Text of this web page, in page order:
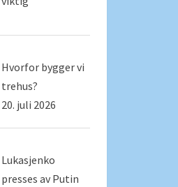
Hvorfor bygger vi
trehus?
20. juli 2026
Lukasjenko
presses av Putin